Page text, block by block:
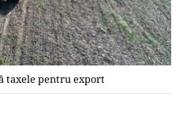
pentru export